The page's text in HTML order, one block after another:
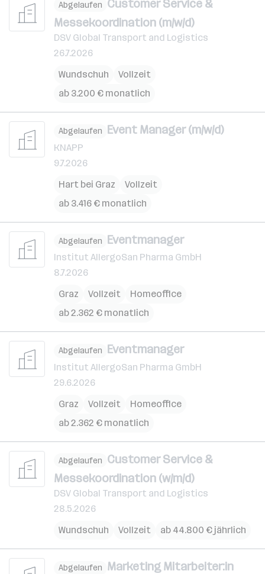
Abgelaufen Customer Service &
Messekoordination (m/w/d)
DSV Global Transport and Logistics
26.7.2026
Wundschuh
Vollzeit
ab 3.200 € monatlich
Abgelaufen Event Manager (m/w/d)
KNAPP
9.7.2026
Hart bei Graz
Vollzeit
ab 3.416 € monatlich
Abgelaufen Eventmanager
Institut AllergoSan Pharma GmbH
8.7.2026
Graz
Vollzeit
Homeoffice
ab 2.362 € monatlich
Abgelaufen Eventmanager
Institut AllergoSan Pharma GmbH
29.6.2026
Graz
Vollzeit
Homeoffice
ab 2.362 € monatlich
Abgelaufen Customer Service &
Messekoordination (w/m/d)
DSV Global Transport and Logistics
28.5.2026
Wundschuh
Vollzeit ab 44.800 € jährlich
Abgelaufen Marketing Mitarbeiter:in